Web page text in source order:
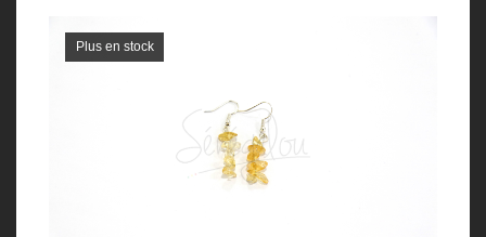
Plus en stock